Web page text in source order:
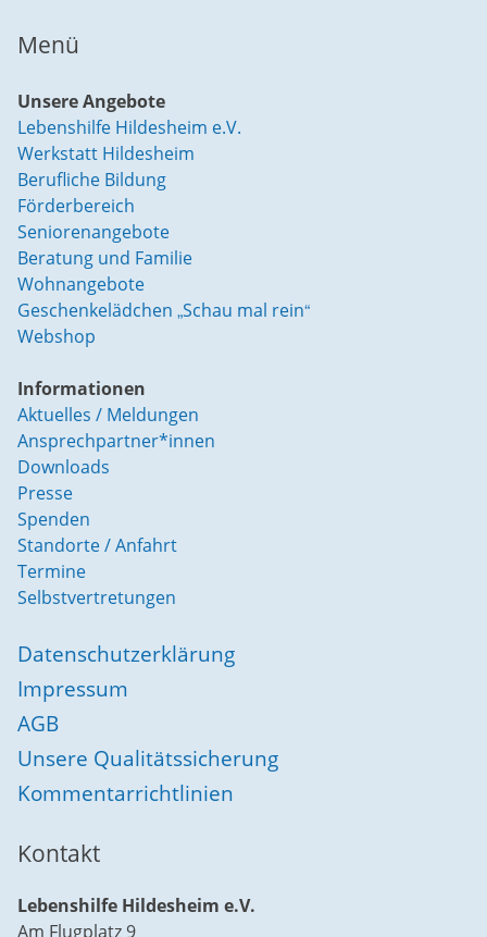
Menü
Unsere Angebote
Lebenshilfe Hildesheim e.V.
Werkstatt Hildesheim
Berufliche Bildung
Förderbereich
Seniorenangebote
Beratung und Familie
Wohnangebote
Geschenkelädchen „Schau mal rein“
Webshop
Informationen
Aktuelles / Meldungen
Ansprechpartner*innen
Downloads
Presse
Spenden
Standorte / Anfahrt
Termine
Selbstvertretungen
Datenschutzerklärung
Impressum
AGB
Unsere Qualitätssicherung
Kommentarrichtlinien
Kontakt
Lebenshilfe Hildesheim e.V.
Am Flugplatz 9